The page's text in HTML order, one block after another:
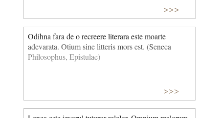
>>>
Odihna fara de o recreere literara este moarte
adevarata. Otium sine litteris mors est. (Seneca
Philosophus, Epistulae)
>>>